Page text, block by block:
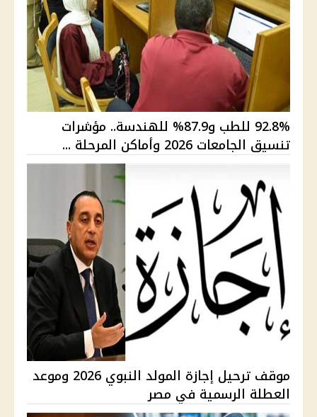
92.8% للطب و87.9% للهندسة.. مؤشرات
تنسيق الجامعات 2026 وأماكن المرحلة ...
موقف ترحيل إجازة المولد النبوي 2026 وموعد
العطلة الرسمية في مصر